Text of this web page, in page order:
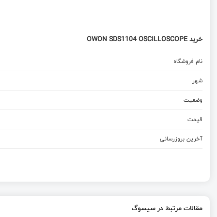
خرید OWON SDS1104 OSCILLOSCOPE
نام فروشگاه
شهر
وضعیت
قیمت
آخرین بروزرسانی
مقالات مرتبط در سیسوگ